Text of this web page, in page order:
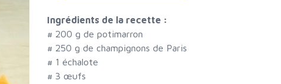
Ingrédients de la recette :
# 200 g de potimarron
# 250 g de champignons de Paris
# 1 échalote
# 3 œufs